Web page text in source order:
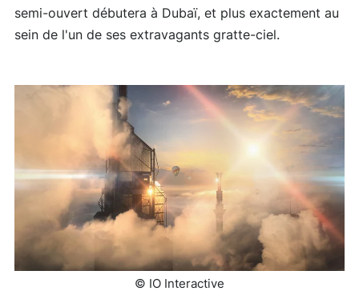
semi-ouvert débutera à Dubaï, et plus exactement au
sein de l'un de ses extravagants gratte-ciel.
© IO Interactive